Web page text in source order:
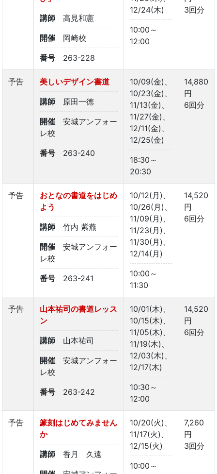
講師 高見和憲
開催 岡崎校
番号 263-228
12/24(木)
10:00～
12:00
3回分
予告 美しいデザイン書道
講師 原田一徳
開催
安城アンフォー
レ校
番号 263-240
10/09(金)、
10/23(金)、
11/13(金)、
11/27(金)、
12/11(金)、
12/25(金)
18:30～
20:30
14,880
円
6回分
予告
おとなの書道をはじめ
よう
講師 竹内 紫燕
開催
安城アンフォー
レ校
番号 263-241
10/12(月)、
10/26(月)、
11/09(月)、
11/23(月)、
11/30(月)、
12/14(月)
10:00～
11:30
14,520
円
6回分
予告
山本祐司の書道レッス
ン
講師 山本祐司
開催
安城アンフォー
レ校
番号 263-242
10/01(木)、
10/15(木)、
11/05(木)、
11/19(木)、
12/03(木)、
12/17(木)
10:30～
12:00
14,520
円
6回分
予告
篆刻はじめてみません
か
講師 香月 久遠
10/20(火)、
11/17(火)、
12/15(火)
10:00～
7,260
円
3回分